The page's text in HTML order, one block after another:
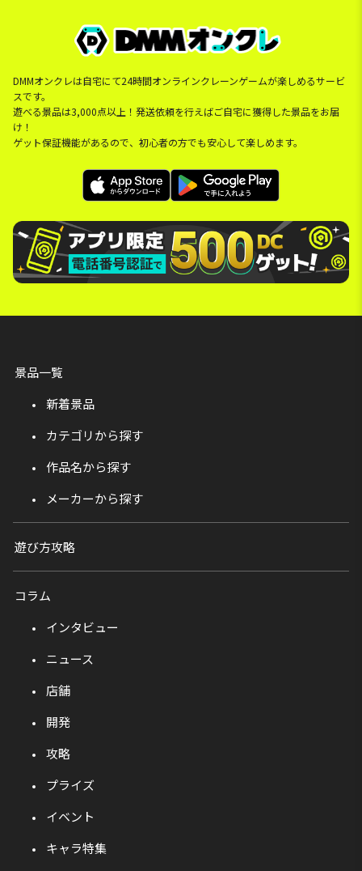
DMMオンクレは自宅にて24時間オンラインクレーンゲームが楽しめるサービ
スです。
遊べる景品は3,000点以上！発送依頼を行えばご自宅に獲得した景品をお届
け！
ゲット保証機能があるので、初心者の方でも安心して楽しめます。
景品一覧
新着景品
カテゴリから探す
作品名から探す
メーカーから探す
遊び方攻略
コラム
インタビュー
ニュース
店舗
開発
攻略
プライズ
イベント
キャラ特集